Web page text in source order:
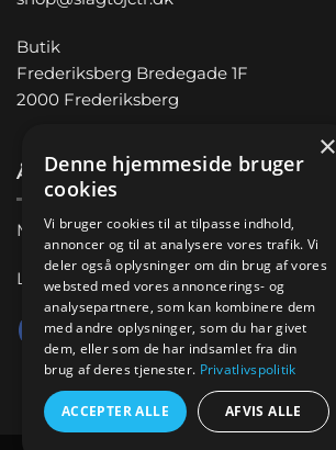
Butik
Frederiksberg Bredegade 1F
2000 Frederiksberg
Åbningstider
Man-Fre 11.00 – 18.00
Lørdag 10.00 – 14.00
×
Denne hjemmeside bruger
cookies
Vi bruger cookies til at tilpasse indhold,
annoncer og til at analysere vores trafik. Vi
deler også oplysninger om din brug af vores
websted med vores annoncerings- og
analysepartnere, som kan kombinere dem
med andre oplysninger, som du har givet
dem, eller som de har indsamlet fra din
brug af deres tjenester. Privatlivspolitik
ACCEPTER ALLE AFVIS ALLE